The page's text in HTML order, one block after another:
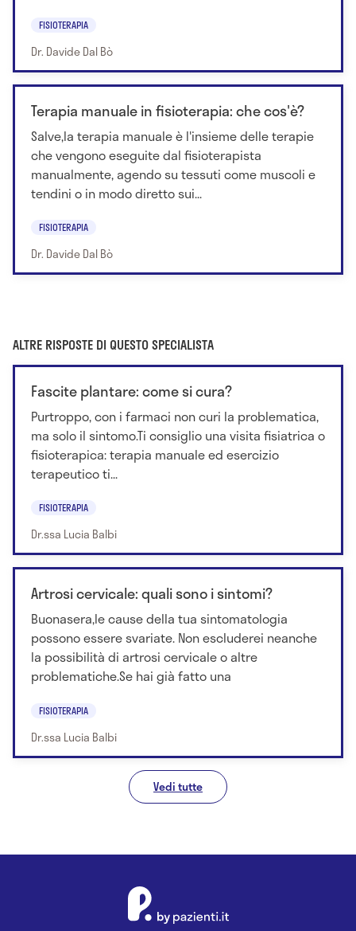
FISIOTERAPIA
Dr. Davide Dal Bò
Terapia manuale in fisioterapia: che cos'è?
Salve,la terapia manuale è l'insieme delle terapie
che vengono eseguite dal fisioterapista
manualmente, agendo su tessuti come muscoli e
tendini o in modo diretto sui...
FISIOTERAPIA
Dr. Davide Dal Bò
ALTRE RISPOSTE DI QUESTO SPECIALISTA
Fascite plantare: come si cura?
Purtroppo, con i farmaci non curi la problematica,
ma solo il sintomo.Ti consiglio una visita fisiatrica o
fisioterapica: terapia manuale ed esercizio
terapeutico ti...
FISIOTERAPIA
Dr.ssa Lucia Balbi
Artrosi cervicale: quali sono i sintomi?
Buonasera,le cause della tua sintomatologia
possono essere svariate. Non escluderei neanche
la possibilità di artrosi cervicale o altre
problematiche.Se hai già fatto una
FISIOTERAPIA
Dr.ssa Lucia Balbi
Vedi tutte